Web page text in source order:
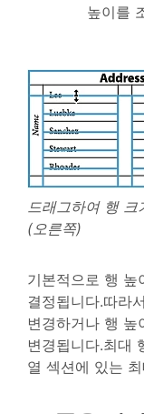
높이를
드래그하여 행
(오른쪽)
기본적으로 행 높
결정됩니다.따라
변경하거나 행 높
변경됩니다.최대
열 섹션에 있는